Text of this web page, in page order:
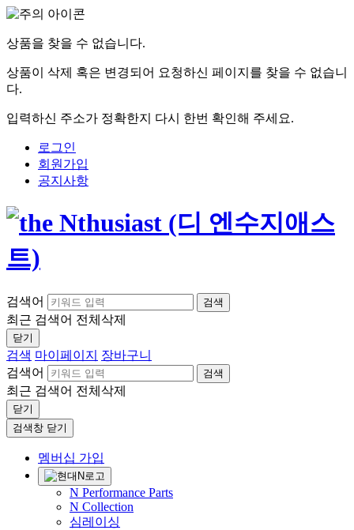
상품을 찾을 수 없습니다.
상품이 삭제 혹은 변경되어 요청하신 페이지를 찾을 수 없습니
다.
입력하신 주소가 정확한지 다시 한번 확인해 주세요.
로그인
회원가입
공지사항
검색어 검색
최근 검색어 전체삭제
닫기
검색 마이페이지
장바구니
검색어
검색
최근 검색어 전체삭제
닫기
검색창 닫기
멤버십 가입
N Performance Parts
N Collection
심레이싱